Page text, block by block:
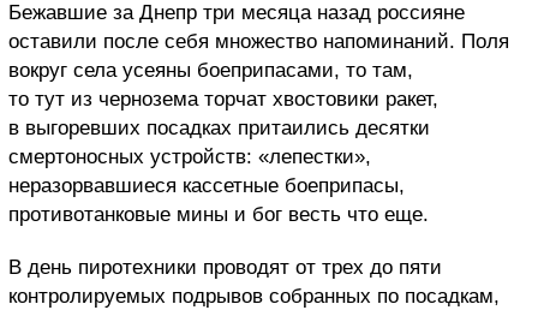
Бежавшие за Днепр три месяца назад россияне
оставили после себя множество напоминаний. Поля
вокруг села усеяны боеприпасами, то там,
то тут из чернозема торчат хвостовики ракет,
в выгоревших посадках притаились десятки
смертоносных устройств: «лепестки»,
неразорвавшиеся кассетные боеприпасы,
противотанковые мины и бог весть что еще.
В день пиротехники проводят от трех до пяти
контролируемых подрывов собранных по посадкам,